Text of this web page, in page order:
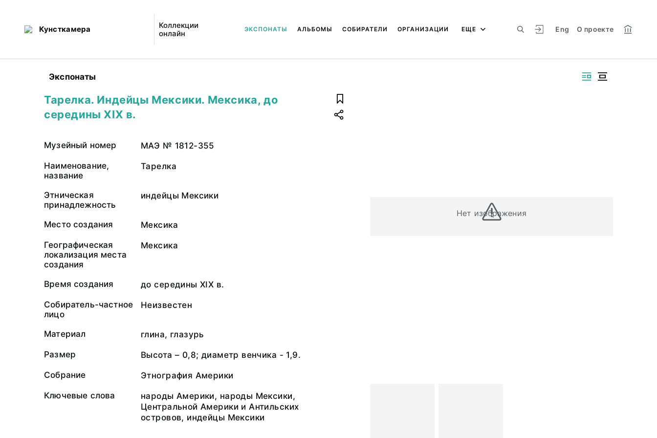
Кунсткамера
Коллекции
онлайн
Eng О проекте
ЭКСПОНАТЫ АЛЬБОМЫ СОБИРАТЕЛИ ОРГАНИЗАЦИИ ЕЩЕ
Экспонаты
Нет изображения
Тарелка. Индейцы Мексики. Мексика, до
середины XIX в.
Музейный номер МАЭ № 1812-355
Наименование,
название
Тарелка
Этническая
принадлежность
индейцы Мексики
Место создания Мексика
Географическая
локализация места
создания
Мексика
Время создания до середины XIX в.
Собиратель-частное
лицо
Неизвестен
Материал глина, глазурь
Размер Высота – 0,8; диаметр венчика - 1,9.
Собрание Этнография Америки
Ключевые слова
народы Америки, народы Мексики,
Центральной Америки и Антильских
островов, индейцы Мексики